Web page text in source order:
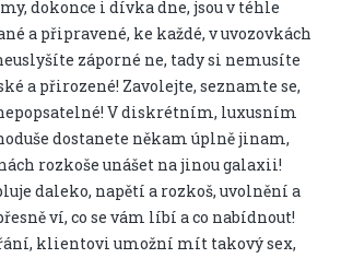
dokonce i dívka dne, jsou v téhle
a připravené, ke každé, v uvozovkách
záporné ne, tady si nemusíte
a přirozené! Zavolejte, seznamte se,
V diskrétním, luxusním
dostanete někam úplně jinam,
rozkoše unášet na jinou galaxii!
daleko, napětí a rozkoš, uvolnění a
ví, co se vám líbí a co nabídnout!
klientovi umožní mít takový sex,